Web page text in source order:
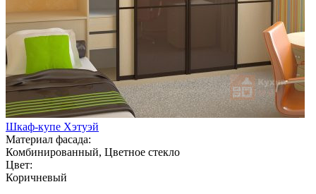
Шкаф-купе Хэтуэй
Материал фасада:
Комбинированный, Цветное стекло
Цвет:
Коричневый